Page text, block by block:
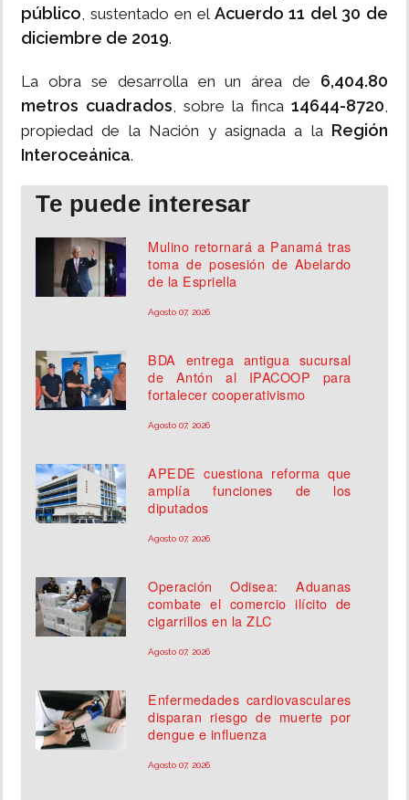
público, sustentado en el Acuerdo 11 del 30 de
diciembre de 2019.
La obra se desarrolla en un área de 6,404.80
metros cuadrados, sobre la finca 14644-8720,
propiedad de la Nación y asignada a la Región
Interoceánica.
Te puede interesar
Mulino retornará a Panamá tras
toma de posesión de Abelardo
de la Espriella
Agosto 07, 2026
BDA entrega antigua sucursal
de Antón al IPACOOP para
fortalecer cooperativismo
Agosto 07, 2026
APEDE cuestiona reforma que
amplía funciones de los
diputados
Agosto 07, 2026
Operación Odisea: Aduanas
combate el comercio ilícito de
cigarrillos en la ZLC
Agosto 07, 2026
Enfermedades cardiovasculares
disparan riesgo de muerte por
dengue e influenza
Agosto 07, 2026